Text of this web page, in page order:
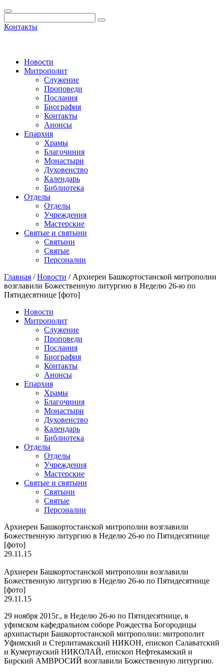
Контакты
Новости
Митрополит
Служение
Проповеди
Послания
Биография
Контакты
Анонсы
Епархия
Храмы
Благочиния
Монастыри
Духовенство
Календарь
Библиотека
Отделы
Отделы
Учреждения
Мастерские
Святые и святыни
Cвятыни
Cвятые
Персоналии
Главная /Новости / Архиереи Башкортостанской митрополии
возглавили Божественную литургию в Неделю 26-ю по
Пятидесятнице [фото]
Новости
Митрополит
Служение
Проповеди
Послания
Биография
Контакты
Анонсы
Епархия
Храмы
Благочиния
Монастыри
Духовенство
Календарь
Библиотека
Отделы
Отделы
Учреждения
Мастерские
Святые и святыни
Cвятыни
Cвятые
Персоналии
Архиереи Башкортостанской митрополии возглавили
Божественную литургию в Неделю 26-ю по Пятидесятнице
[фото]
29.11.15
Архиереи Башкортостанской митрополии возглавили
Божественную литургию в Неделю 26-ю по Пятидесятнице
[фото]
29.11.15
29 ноября 2015г., в Неделю 26-ю по Пятидесятнице, в
уфимском кафедральном соборе Рождества Богородицы
архипастыри Башкортостанской митрополии: митрополит
Уфимский и Стерлитамакский НИКОН, епископ Салаватский
и Кумертауский НИКОЛАЙ, епископ Нефтекамский и
Бирский АМВРОСИЙ возглавили Божественную литургию.